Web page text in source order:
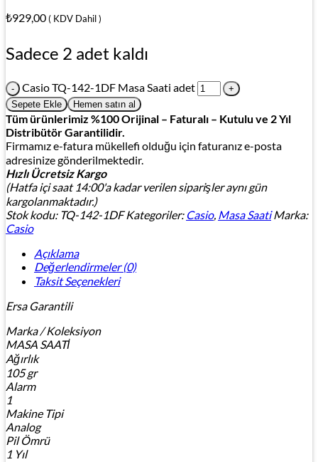
₺929,00( KDV Dahil )
Sadece 2 adet kaldı
Casio TQ-142-1DF Masa Saati adet
Sepete Ekle Hemen satın al
Tüm ürünlerimiz %100 Orijinal – Faturalı – Kutulu ve 2 Yıl
Distribütör Garantilidir.
Firmamız e-fatura mükellefi olduğu için faturanız e-posta
adresinize gönderilmektedir.
Hızlı Ücretsiz Kargo
(Hatfa içi saat 14:00'a kadar verilen siparişler aynı gün
kargolanmaktadır.)
Stok kodu: TQ-142-1DF Kategoriler: Casio, Masa Saati Marka:
Casio
Açıklama
Değerlendirmeler (0)
Taksit Seçenekleri
Ersa Garantili
Marka / Koleksiyon
MASA SAATİ
Ağırlık
105 gr
Alarm
1
Makine Tipi
Analog
Pil Ömrü
1 Yıl